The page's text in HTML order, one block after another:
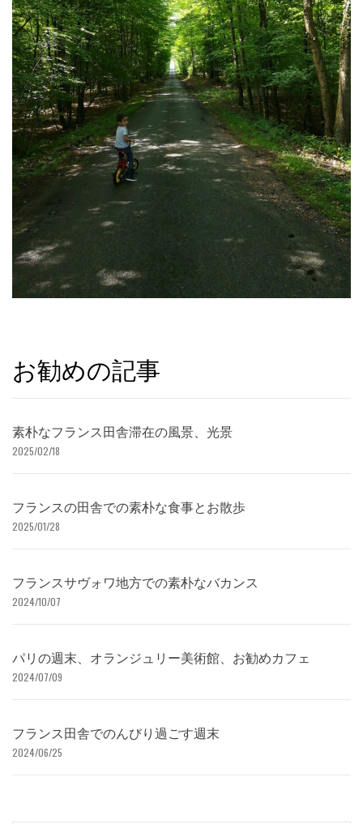
お勧めの記事
素朴なフランス田舎滞在の風景、光景
2025/02/18
フランスの田舎での素朴な食事とお散歩
2025/01/28
フランスサヴォワ地方での素朴なバカンス
2024/10/07
パリの週末、オランジュリー美術館、お勧めカフェ
2024/07/09
フランス田舎でのんびり過ごす週末
2024/06/25